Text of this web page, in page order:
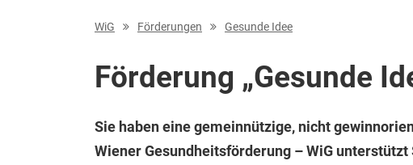
WiG Förderungen Gesunde Idee
Förderung „Gesunde
Sie haben eine gemeinnützige, nicht
Wiener Gesundheitsförderung – WiG